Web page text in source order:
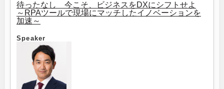
待ったなし 今こそ、ビジネスをDXにシフトせよ
～RPAツールで現場にマッチしたイノベーションを
加速～
Speaker